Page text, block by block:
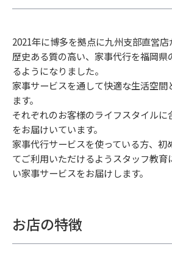
2021年に博多を拠点に九州支部直営店
歴史ある質の高い、家事代行を福岡県
るようになりました。
家事サービスを通して快適な生活空間
ます。
それぞれのお客様のライフスタイルに
をお届けいています。
家事代行サービスを使っている方、初
てご利用いただけるようスタッフ教育
い家事サービスをお届けします。
お店の特徴